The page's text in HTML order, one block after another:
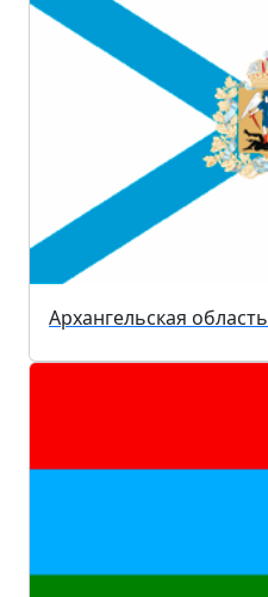
Архангельская область